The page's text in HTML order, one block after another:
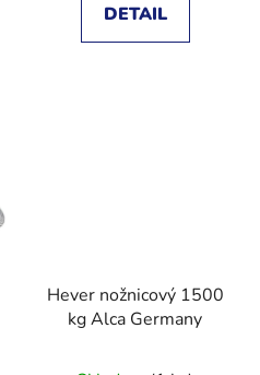
DETAIL
Hever nožnicový 1500
kg Alca Germany